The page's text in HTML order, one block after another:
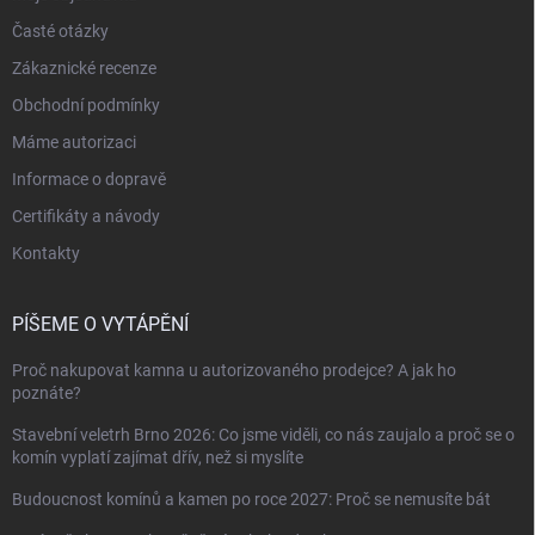
Časté otázky
Zákaznické recenze
Obchodní podmínky
Máme autorizaci
Informace o dopravě
Certifikáty a návody
Kontakty
PÍŠEME O VYTÁPĚNÍ
Proč nakupovat kamna u autorizovaného prodejce? A jak ho
poznáte?
Stavební veletrh Brno 2026: Co jsme viděli, co nás zaujalo a proč se o
komín vyplatí zajímat dřív, než si myslíte
Budoucnost komínů a kamen po roce 2027: Proč se nemusíte bát